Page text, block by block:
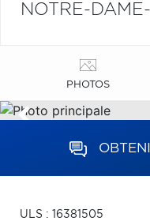
NOTRE-
PHOTOS
ULS : 16381505